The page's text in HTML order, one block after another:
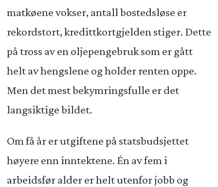
matkøene vokser, antall bostedsløse er
rekordstort, kredittkortgjelden stiger. Dette
på tross av en oljepengebruk som er gått
helt av hengslene og holder renten oppe.
Men det mest bekymringsfulle er det
langsiktige bildet.
Om få år er utgiftene på statsbudsjettet
høyere enn inntektene. Én av fem i
arbeidsfør alder er helt utenfor jobb og